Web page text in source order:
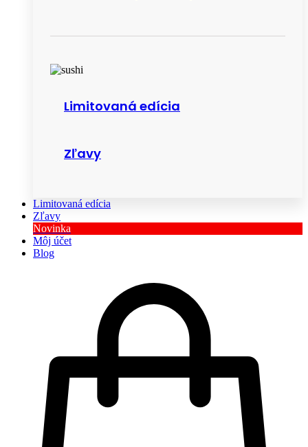
Limitovaná edícia
Zľavy
Limitovaná edícia
Zľavy
Novinka
Môj účet
Blog